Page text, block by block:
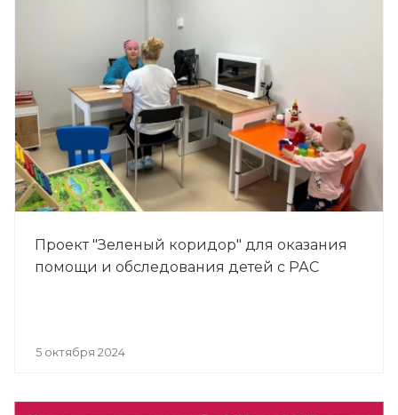
Проект "Зеленый коридор" для оказания
помощи и обследования детей с РАС
5 октября 2024